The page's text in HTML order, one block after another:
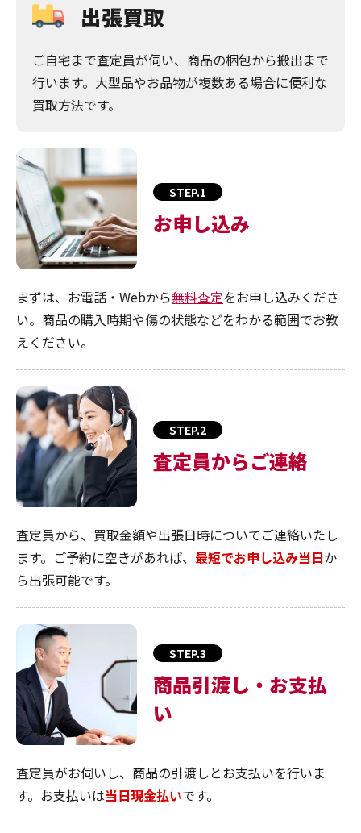
出張買取
ご自宅まで査定員が伺い、商品の梱包から搬出まで
行います。大型品やお品物が複数ある場合に便利な
買取方法です。
STEP.1
お申し込み
まずは、お電話・Webから無料査定をお申し込みくださ
い。商品の購入時期や傷の状態などをわかる範囲でお教
えください。
STEP.2
査定員からご連絡
査定員から、買取金額や出張日時についてご連絡いたし
ます。ご予約に空きがあれば、 最短でお申し込み当日か
ら出張可能です。
STEP.3
商品引渡し・お支払
い
査定員がお伺いし、商品の引渡しとお支払いを行いま
す。お支払いは当日現金払いです。